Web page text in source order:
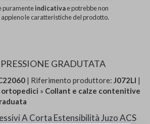
puramenteindicativae potrebbe non
le caratteristiche del prodotto.
GRADUTATA
| Riferimento produttore: J072LI |
» Collant e calze contenitive
A Corta Estensibilità Juzo ACS